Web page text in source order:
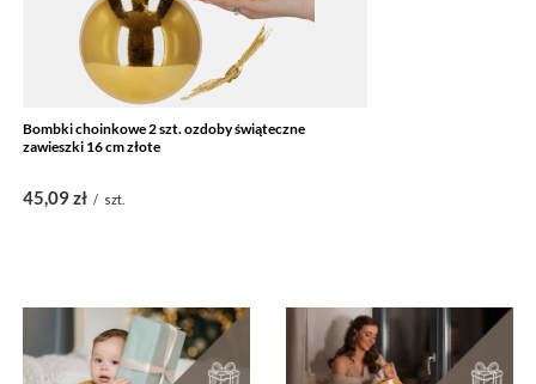
Bombki choinkowe 2 szt. ozdoby świąteczne
zawieszki 16 cm złote
45,09 zł / szt.